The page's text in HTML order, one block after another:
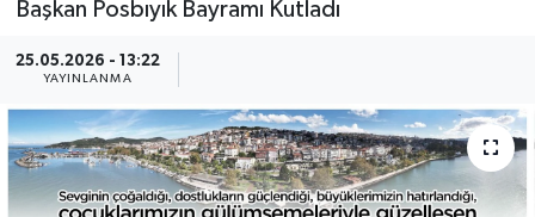
Başkan Posbıyık Bayramı Kutladı
25.05.2026 - 13:22
YAYINLANMA
Gökçebey
Son Dakika Haberleri